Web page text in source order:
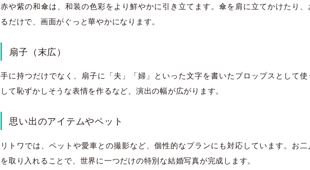
赤や紫の和傘は、和装の色彩をより鮮やかに引き立てます。傘を肩に立てかけたり
るだけで、画面がぐっと華やかになります。
扇子（末広）
手に持つだけでなく、扇子に「夫」「婦」といった文字を書いたプロップスとして
して恥ずかしそうな表情を作るなど、演出の幅が広がります。
思い出のアイテムやペット
リトワでは、ペットや愛車との撮影など、個性的なプランにも対応しています。お
を取り入れることで、世界に一つだけの特別な結婚写真が完成します。